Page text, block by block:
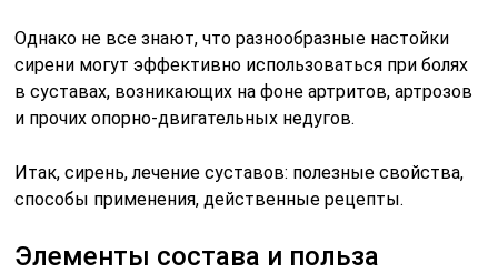
Однако не все знают, что разнообразные настойки
сирени могут эффективно использоваться при болях
в суставах, возникающих на фоне артритов, артрозов
и прочих опорно-двигательных недугов.
Итак, сирень, лечение суставов: полезные свойства,
способы применения, действенные рецепты.
Элементы состава и польза